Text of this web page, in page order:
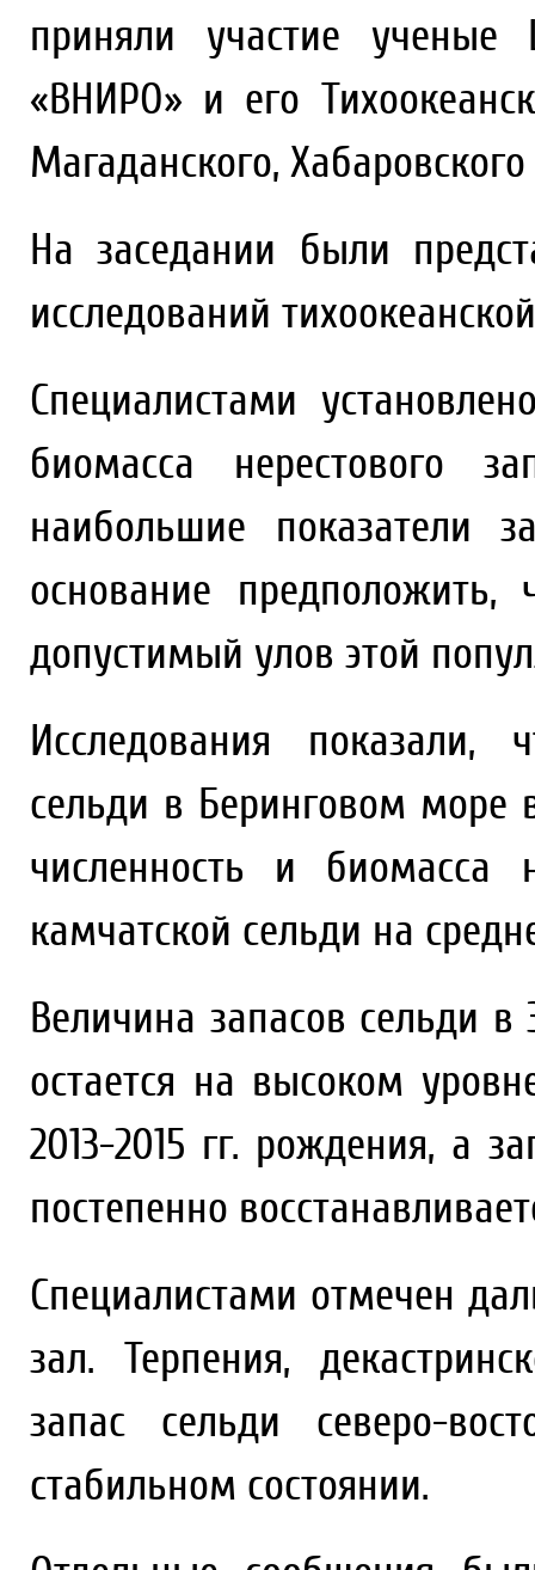
приняли участие ученые
«ВНИРО» и его
Магаданского,
На заседании были
исследований
Специалистами
биомасса нерестового
наибольшие показатели
основание
допустимый улов этой
Исследования показали,
сельди в Беринговом море
численность и биомасса
камчатской сельди на
Величина запасов сельди
остается на высоком
2013-2015 гг. рождения, а
постепенно
Специалистами отмечен
зал. Терпения,
запас сельди северо-
стабильном состоянии.